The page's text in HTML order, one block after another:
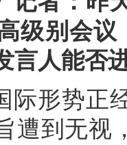
级别会议
言人能否
际形势正
遭到无视